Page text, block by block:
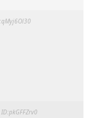
qMyj6Ol30
pkGFFZrv0